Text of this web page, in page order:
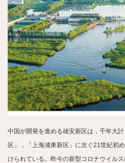
中国が開発を進める雄安新区は，千年大
区」，「上海浦東新区」に次ぐ21世紀初
けられている。昨今の新型コロナウイル